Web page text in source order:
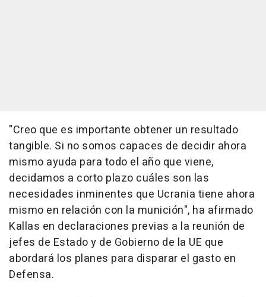
"Creo que es importante obtener un resultado
tangible. Si no somos capaces de decidir ahora
mismo ayuda para todo el año que viene,
decidamos a corto plazo cuáles son las
necesidades inminentes que Ucrania tiene ahora
mismo en relación con la munición", ha afirmado
Kallas en declaraciones previas a la reunión de
jefes de Estado y de Gobierno de la UE que
abordará los planes para disparar el gasto en
Defensa.